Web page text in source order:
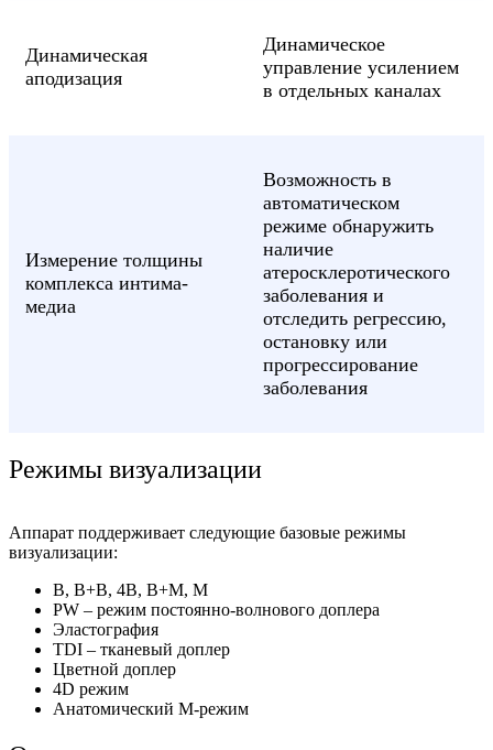
Динамическая
аподизация
Динамическое
управление усилением
в отдельных каналах
Измерение толщины
комплекса интима-
медиа
Возможность в
автоматическом
режиме обнаружить
наличие
атеросклеротического
заболевания и
отследить регрессию,
остановку или
прогрессирование
заболевания
Режимы визуализации
Аппарат поддерживает следующие базовые режимы
визуализации:
В, В+В, 4В, В+М, М
PW – режим постоянно-волнового доплера
Эластография
TDI – тканевый доплер
Цветной доплер
4D режим
Анатомический М-режим